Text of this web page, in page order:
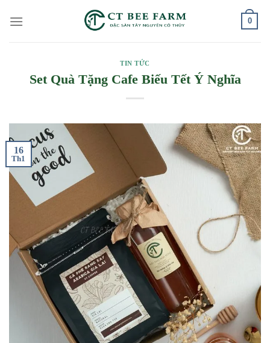
0
TIN TỨC
Set Quà Tặng Cafe Biếu Tết Ý Nghĩa
16
Th1